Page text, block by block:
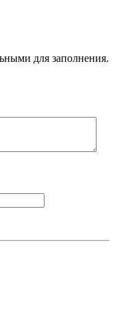
для заполнения.